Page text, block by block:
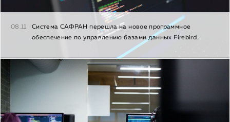
08.11
Система САФРАН перешла на новое программное
обеспечение по управлению базами данных Firebird.